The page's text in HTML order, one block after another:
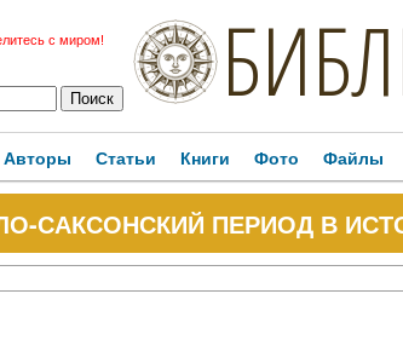
с миром!
Авторы Статьи Книги Фото Файлы
САКСОНСКИЙ ПЕРИОД В